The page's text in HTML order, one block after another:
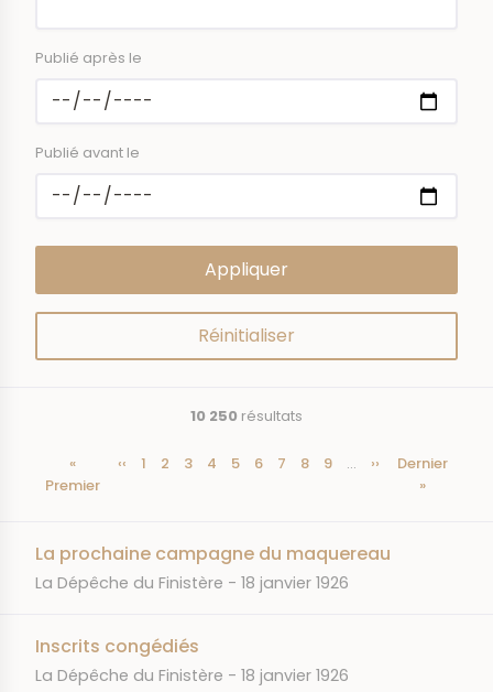
Publié après le
Publié avant le
10 250 résultats
Première
page
«
Premier
Page
‹‹ Page
1 Page
2 Page
3 Page
4
Page
5 Page
6 Page
7 Page
8 Page
9 …
Page
suivante
››
Dernière
page
Dernier
»
La prochaine campagne du maquereau
JOURNAL
La Dépêche du Finistère DATE
18 janvier 1926
Inscrits congédiés
JOURNAL
La Dépêche du Finistère DATE
18 janvier 1926